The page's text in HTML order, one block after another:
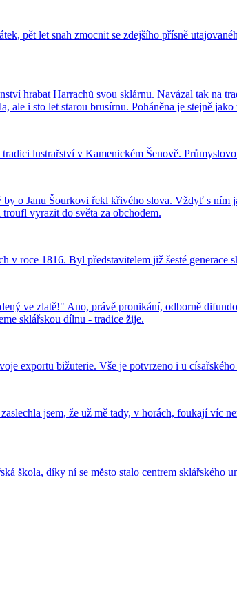
pět let snah zmocnit se zdejšího přísně
hrabat Harrachů svou sklárnu. Navázal tak na
ale i sto let starou brusírnu. Poháněna je stejně
lustrařství v Kamenickém Šenově.
o Janu Šourkovi řekl křivého slova. Vždyť s
vyrazit do světa za obchodem.
roce 1816. Byl představitelem již šesté generace
ve zlatě!" Ano, právě pronikání, odborně
sklářskou dílnu - tradice žije.
exportu bižuterie. Vše je potvrzeno i u
jsem, že už mě tady, v horách, foukají víc
škola, díky ní se město stalo centrem sklářského